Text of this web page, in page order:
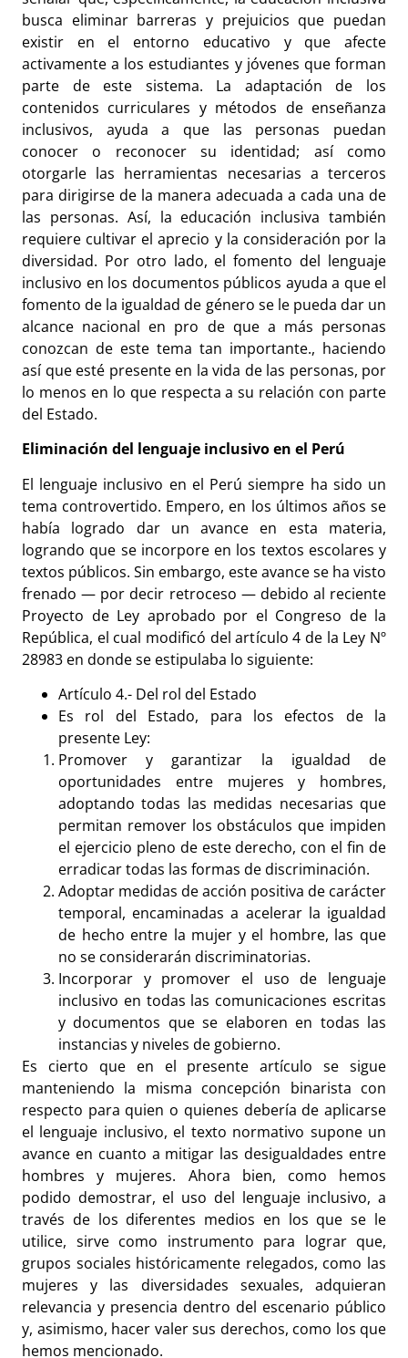
busca eliminar barreras y prejuicios que puedan
existir en el entorno educativo y que afecte
activamente a los estudiantes y jóvenes que forman
parte de este sistema. La adaptación de los
contenidos curriculares y métodos de enseñanza
inclusivos, ayuda a que las personas puedan
conocer o reconocer su identidad; así como
otorgarle las herramientas necesarias a terceros
para dirigirse de la manera adecuada a cada una de
las personas. Así, la educación inclusiva también
requiere cultivar el aprecio y la consideración por la
diversidad. Por otro lado, el fomento del lenguaje
inclusivo en los documentos públicos ayuda a que el
fomento de la igualdad de género se le pueda dar un
alcance nacional en pro de que a más personas
conozcan de este tema tan importante., haciendo
así que esté presente en la vida de las personas, por
lo menos en lo que respecta a su relación con parte
del Estado.
Eliminación del lenguaje inclusivo en el Perú
El lenguaje inclusivo en el Perú siempre ha sido un
tema controvertido. Empero, en los últimos años se
había logrado dar un avance en esta materia,
logrando que se incorpore en los textos escolares y
textos públicos. Sin embargo, este avance se ha visto
frenado — por decir retroceso — debido al reciente
Proyecto de Ley aprobado por el Congreso de la
República, el cual modificó del artículo 4 de la Ley Nº
28983 en donde se estipulaba lo siguiente:
Artículo 4.- Del rol del Estado
Es rol del Estado, para los efectos de la
presente Ley:
Promover y garantizar la igualdad de
oportunidades entre mujeres y hombres,
adoptando todas las medidas necesarias que
permitan remover los obstáculos que impiden
el ejercicio pleno de este derecho, con el fin de
erradicar todas las formas de discriminación.
Adoptar medidas de acción positiva de carácter
temporal, encaminadas a acelerar la igualdad
de hecho entre la mujer y el hombre, las que
no se considerarán discriminatorias.
Incorporar y promover el uso de lenguaje
inclusivo en todas las comunicaciones escritas
y documentos que se elaboren en todas las
instancias y niveles de gobierno.
Es cierto que en el presente artículo se sigue
manteniendo la misma concepción binarista con
respecto para quien o quienes debería de aplicarse
el lenguaje inclusivo, el texto normativo supone un
avance en cuanto a mitigar las desigualdades entre
hombres y mujeres. Ahora bien, como hemos
podido demostrar, el uso del lenguaje inclusivo, a
través de los diferentes medios en los que se le
utilice, sirve como instrumento para lograr que,
grupos sociales históricamente relegados, como las
mujeres y las diversidades sexuales, adquieran
relevancia y presencia dentro del escenario público
y, asimismo, hacer valer sus derechos, como los que
hemos mencionado.